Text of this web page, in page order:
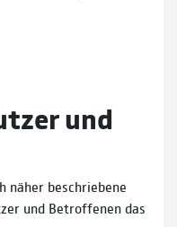
und
näher beschriebene
und Betroffenen das